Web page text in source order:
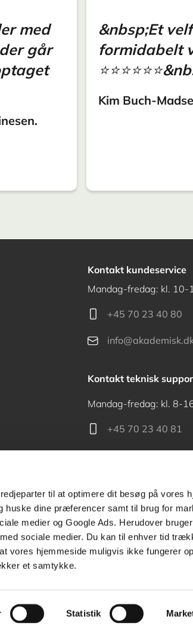
til at optimere dit besøg på vores
huske dine præferencer samt til brug for
medier og Google Ads. Herudover
sociale medier. Du kan til enhver tid
vores hjemmeside muligvis ikke fungerer
et samtykke.
Statistik
med
går
&nbsp;Et
formidabelt
Kim Buch-
Kontakt kundeservice
Mandag-fredag: kl. 10-
+45 70 23 40 80
Kontakt teknisk
Mandag-fredag: kl. 8-
+45 70 23 40 81
Kontakt receptionen
+45 70 24 00 00